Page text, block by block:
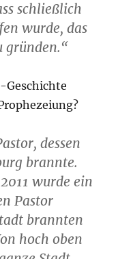
schließlich
wurde, das
gründen.“
Geschichte
dessen
brannte.
wurde ein
Pastor
brannten
hoch oben